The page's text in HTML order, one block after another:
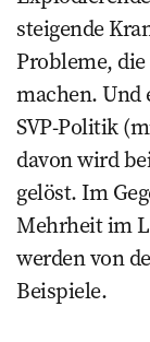
steigende
Probleme,
machen. Und
SVP-Politik
davon wird
gelöst. Im
Mehrheit im
werden von
Beispiele.